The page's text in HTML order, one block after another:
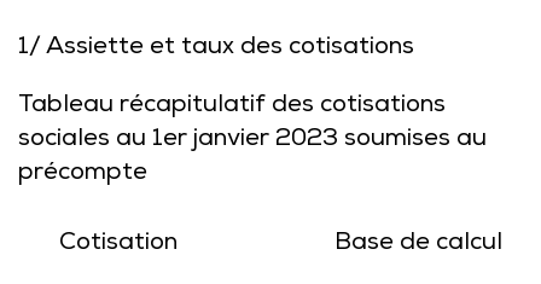
1/ Assiette et taux des cotisations
Tableau récapitulatif des cotisations
sociales au 1er janvier 2023 soumises au
précompte
Cotisation Base de calcul